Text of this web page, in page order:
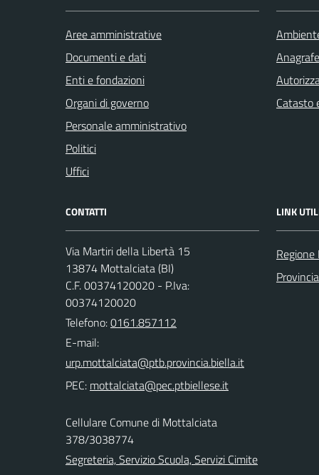
Aree amministrative
Documenti e dati
Enti e fondazioni
Organi di governo
Personale amministrativo
Politici
Uffici
Catasto
CONTATTI
Via Martiri della Libertà 15
13874 Mottalciata (BI)
C.F. 00374120020 - P.Iva:
00374120020
Telefono:0161.857112
E-mail:
PEC:
Cellulare Comune di Mottalciata
378/3038774
Segreteria, Servizio Scuola, Servizi Cimite
LINK